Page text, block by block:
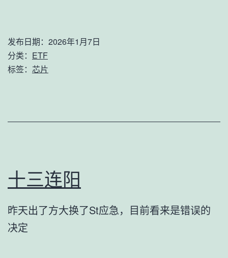
发布日期： 2026年1月7日
分类： ETF
标签： 芯片
十三连阳
昨天出了方大换了St应急，目前看来是错误的
决定